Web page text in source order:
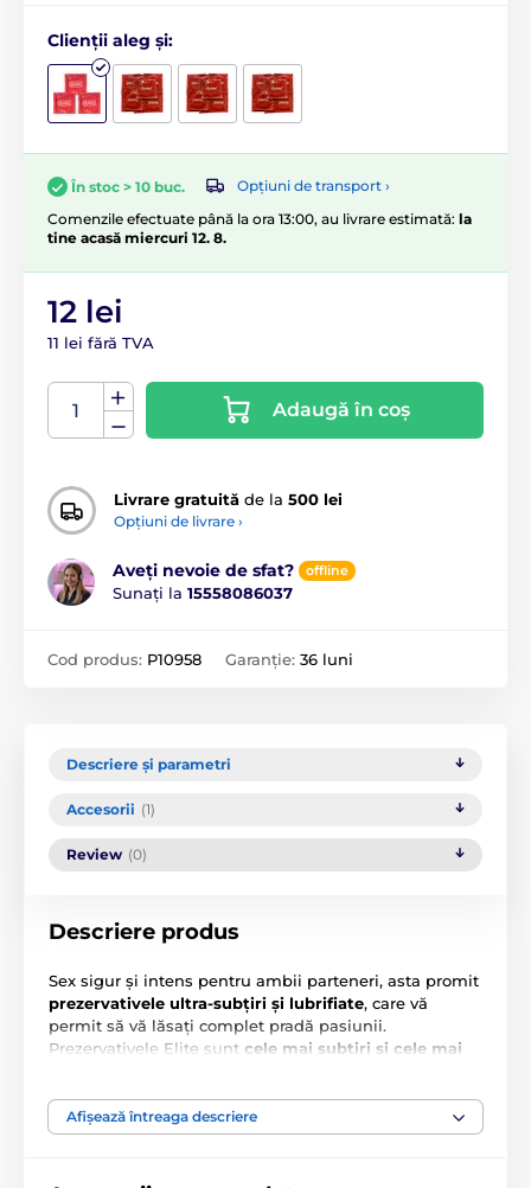
Clienții aleg și:
În stoc > 10 buc.
Opțiuni de transport ›
Comenzile efectuate până la ora 13:00, au livrare estimată: la
tine acasă miercuri 12. 8.
12 lei
11 lei fără TVA
Adaugă în coș
Livrare gratuită de la 500 lei
Opțiuni de livrare ›
Aveți nevoie de sfat? offline
Sunați la 15558086037
Cod produs: P10958 Garanție: 36 luni
Descriere și parametri
Accesorii (1)
Review (0)
Descriere produs
Sex sigur și intens pentru ambii parteneri, asta promit
prezervativele ultra-subțiri și lubrifiate, care vă
permit să vă lăsați complet pradă pasiunii.
Prezervativele Elite sunt cele mai subțiri și cele mai
Elite sunt extra lubrifiate cu un lubrifiant siliconic de
calitate Durex pentru o sensibilitate maximă. Astfel,
de boli cu transmitere sexuală.
Afișează întreaga descriere